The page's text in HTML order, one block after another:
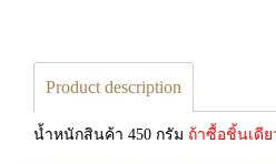
Product description
น้ำหนักสินค้า 450 กรัม ถ้าซื้อชิ้นเดีย